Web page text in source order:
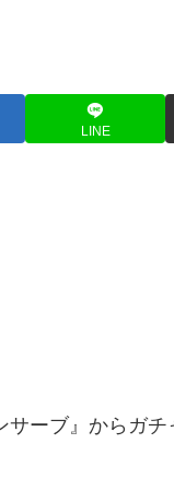
LINE
ーブ』からガ